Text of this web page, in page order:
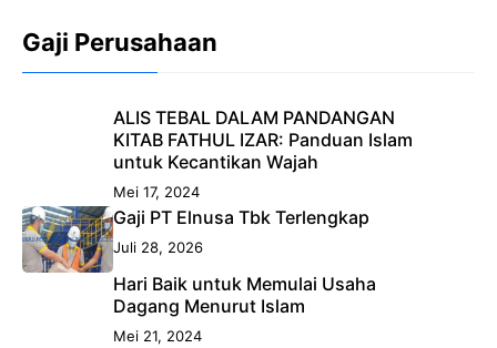
Gaji Perusahaan
ALIS TEBAL DALAM PANDANGAN
KITAB FATHUL IZAR: Panduan Islam
untuk Kecantikan Wajah
Mei 17, 2024
Gaji PT Elnusa Tbk Terlengkap
Juli 28, 2026
Hari Baik untuk Memulai Usaha
Dagang Menurut Islam
Mei 21, 2024